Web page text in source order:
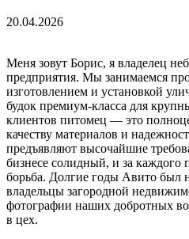
20.04.2026
Меня зовут Борис, я владелец
предприятия. Мы занимаемся
изготовлением и установкой
будок премиум-класса для
клиентов питомец — это
качеству материалов и
предъявляют высочайшие
бизнесе солидный, и за каждого
борьба. Долгие годы Авито был
владельцы загородной
фотографии наших добротных
в цех.